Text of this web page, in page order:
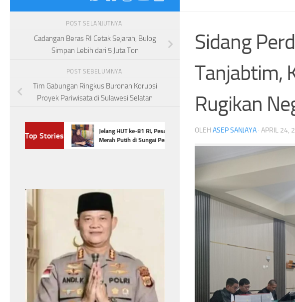
Sidang
Tanjabtim,
Rugikan
OLEH ASEP SANJAYA · APRIL 24,
POST SELANJUTNYA
Cadangan Beras RI Cetak Sejarah, Bulog
Simpan Lebih dari 5 Juta Ton
POST SEBELUMNYA
Tim Gabungan Ringkus Buronan Korupsi
Proyek Pariwisata di Sulawesi Selatan
Top Stories
Penuh Anjlok
Jelang HUT ke-81 RI, Pesanan Batik
Merah Putih di Sungai Penuh Meningkat
Empat Wakil Malaysia
Masters 2026, Murid
Selamatkan Asa
Jelang Kemerdekaan